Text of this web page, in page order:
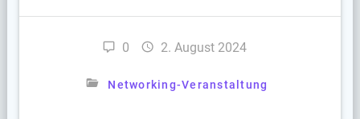
0 2. August 2024
Networking-Veranstaltung